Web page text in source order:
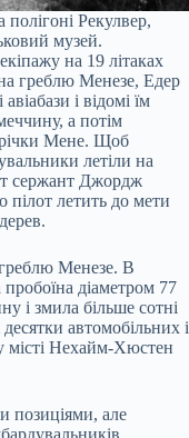
Рекулвер,
музей.
на 19 літаках
греблю Менезе, Едер
і відомі їм
а потім
річки Мене. Щоб
летіли на
сержант Джордж
летить до мети
Менезе. В
пробоїна діаметром 77
і змила більше сотні
автомобільних і
місті Нехайм-Хюстен
позиціями, але